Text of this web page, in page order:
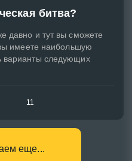
битва?
давно и тут вы сможете
имеете наибольшую
варианты следующих
11
еще...